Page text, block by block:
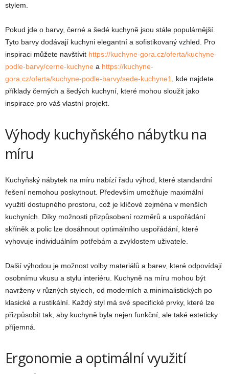
stylem.
Pokud jde o barvy, černé a šedé kuchyně jsou stále populárnější.
Tyto barvy dodávají kuchyni elegantní a sofistikovaný vzhled. Pro
inspiraci můžete navštívit https://kuchyne-gora.cz/oferta/kuchyne-
podle-barvy/cerne-kuchyne a https://kuchyne-
gora.cz/oferta/kuchyne-podle-barvy/sede-kuchyne1
, kde najdete
příklady černých a šedých kuchyní, které mohou sloužit jako
inspirace pro váš vlastní projekt.
Výhody kuchyňského nábytku na
míru
Kuchyňský nábytek na míru nabízí řadu výhod, které standardní
řešení nemohou poskytnout. Především umožňuje maximální
využití dostupného prostoru, což je klíčové zejména v menších
kuchyních. Díky možnosti přizpůsobení rozměrů a uspořádání
skříněk a polic lze dosáhnout optimálního uspořádání, které
vyhovuje individuálním potřebám a zvyklostem uživatele.
Další výhodou je možnost volby materiálů a barev, které odpovídají
osobnímu vkusu a stylu interiéru. Kuchyně na míru mohou být
navrženy v různých stylech, od moderních a minimalistických po
klasické a rustikální. Každý styl má své specifické prvky, které lze
přizpůsobit tak, aby kuchyně byla nejen funkční, ale také esteticky
příjemná.
Ergonomie a optimální využití